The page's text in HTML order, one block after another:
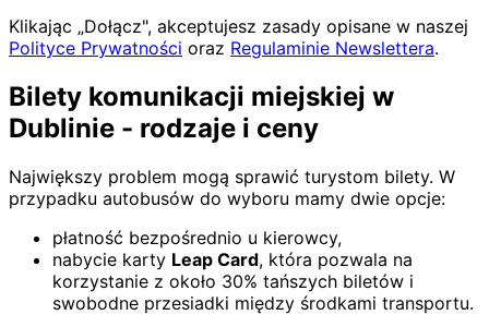
Klikając „Dołącz", akceptujesz zasady opisane w naszej
Polityce Prywatności oraz Regulaminie Newslettera.
Bilety komunikacji miejskiej w
Dublinie - rodzaje i ceny
Największy problem mogą sprawić turystom bilety. W
przypadku autobusów do wyboru mamy dwie opcje:
płatność bezpośrednio u kierowcy,
nabycie karty Leap Card, która pozwala na
korzystanie z około 30% tańszych biletów i
swobodne przesiadki między środkami transportu.